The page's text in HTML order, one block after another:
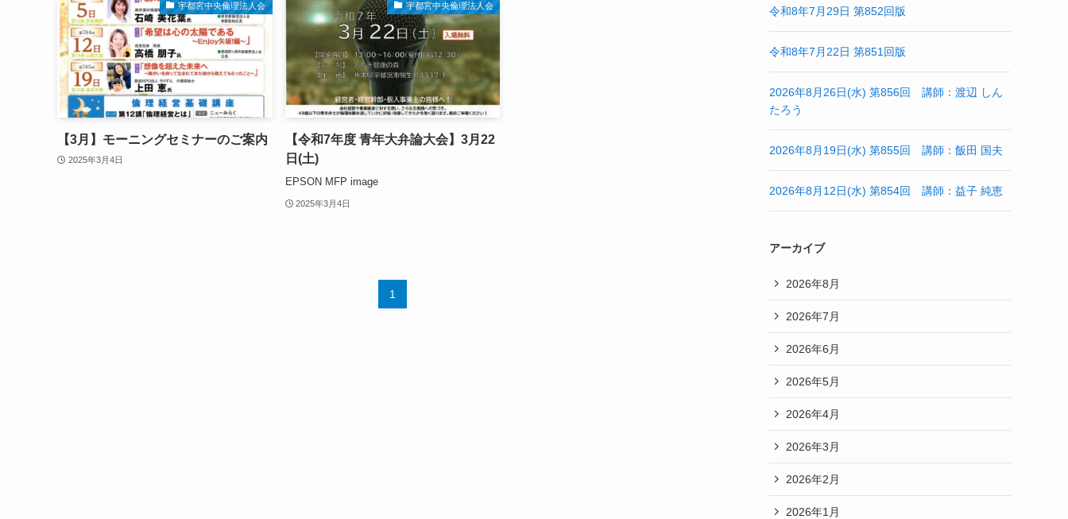
宇都宮中央倫理法人会
【3月】モーニングセミナーのご案内
2025年3月4日
宇都宮中央倫理法人会
【令和7年度 青年大弁論大会】3月22
日(土)
EPSON MFP image
2025年3月4日
1
令和8年7月29日 第852回版
令和8年7月22日 第851回版
2026年8月26日(水) 第856回 講師：渡辺 しん
たろう
2026年8月19日(水) 第855回 講師：飯田 国夫
2026年8月12日(水) 第854回 講師：益子 純恵
アーカイブ
2026年8月
2026年7月
2026年6月
2026年5月
2026年4月
2026年3月
2026年2月
2026年1月